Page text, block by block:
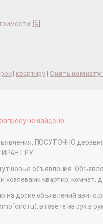
квартиру Снять комнату
не найдено...
ПОСУТОЧНО
новые объявления.
квартир, комнат,
доске объявлений
в газете из рук в